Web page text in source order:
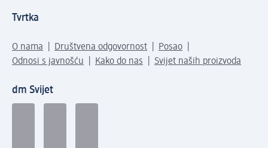
Tvrtka
O nama Društvena odgovornost
Posao
Odnosi s javnošću
Kako do nas Svijet naših proizvoda
dm Svijet